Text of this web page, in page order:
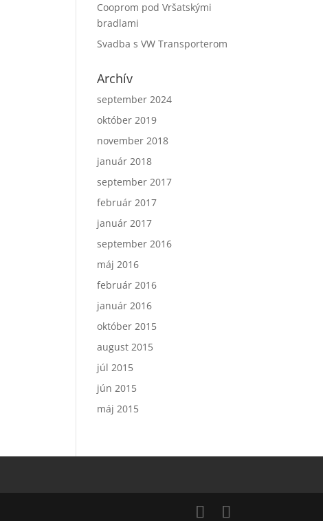
Cooprom pod Vršatskými
bradlami
Svadba s VW Transporterom
Archív
september 2024
október 2019
november 2018
január 2018
september 2017
február 2017
január 2017
september 2016
máj 2016
február 2016
január 2016
október 2015
august 2015
júl 2015
jún 2015
máj 2015